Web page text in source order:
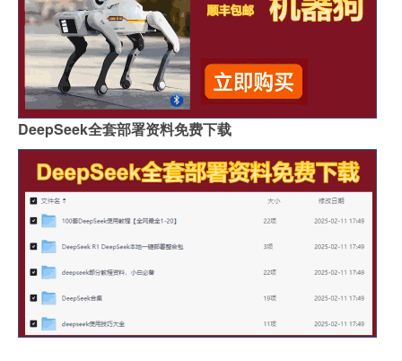
DeepSeek全套部署资料免费下载